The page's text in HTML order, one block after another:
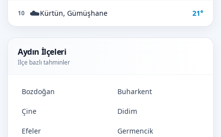
10 ☁️Kürtün, Gümüşhane 21°
Aydın İlçeleri
İlçe bazlı tahminler
Bozdoğan Buharkent
Çine Didim
Efeler Germencik